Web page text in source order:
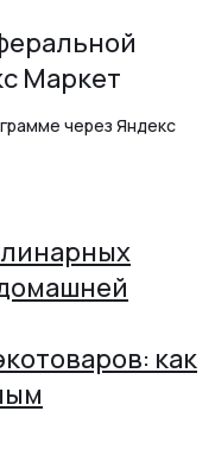
Маркет
через Яндекс
как